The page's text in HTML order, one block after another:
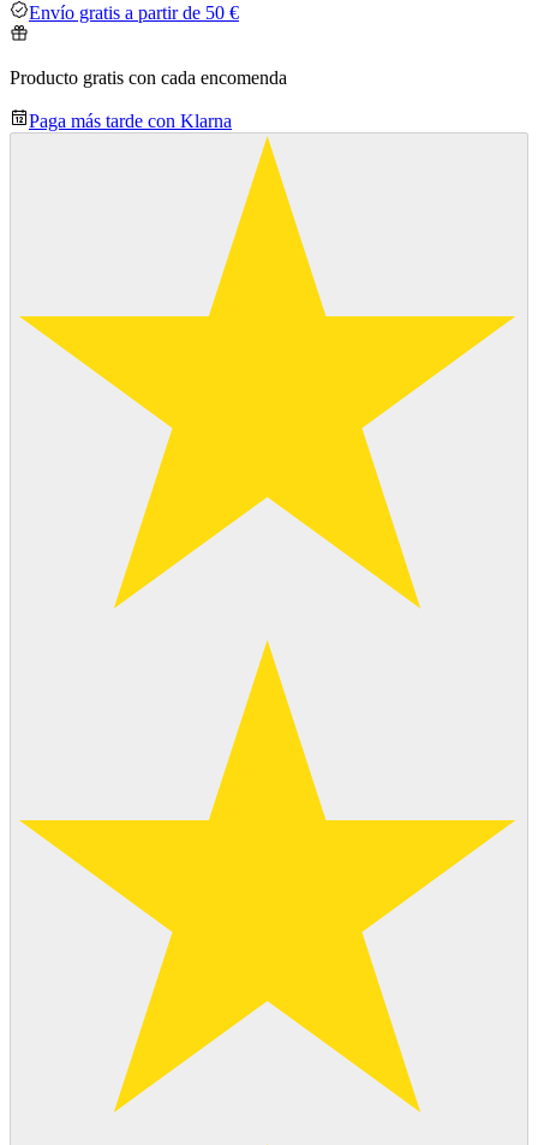
Envío gratis a partir de 50 €
Producto gratis con cada encomenda
Paga más tarde con Klarna